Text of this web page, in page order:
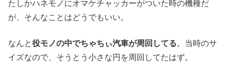
たしかハネモノにオマケチャッカーがついた時の機種だ
が、そんなことはどうでもいい。
なんと役モノの中でちゃちぃ汽車が周回してる。当時のサ
イズなので、そうとう小さな円を周回してたはず。